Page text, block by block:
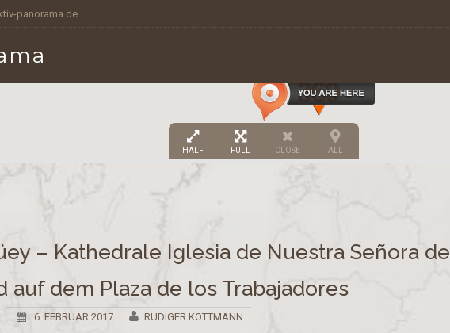
panorama.de
HALF FULL CLOSE ALL
– Kathedrale Iglesia de Nuestra Señora de
auf dem Plaza de los Trabajadores
6. FEBRUAR 2017 RÜDIGER KOTTMANN